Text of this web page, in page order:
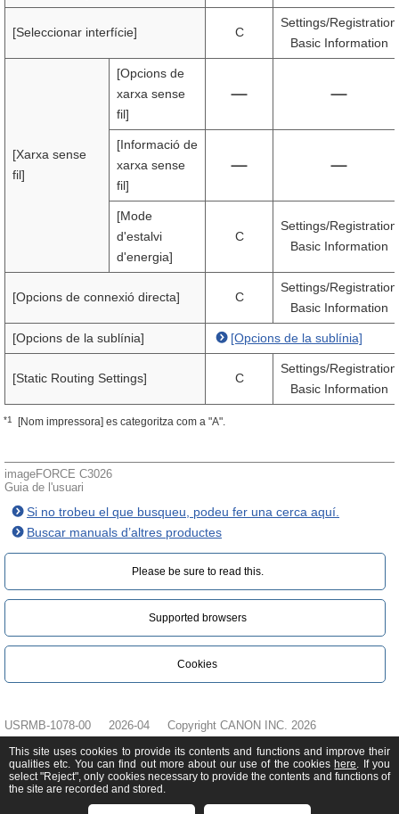
[Seleccionar interfície] C
Settings/Registration
Basic Information
[Xarxa sense
fil]
[Opcions de
xarxa sense
fil]
[Informació de
xarxa sense
fil]
[Mode
d'estalvi
d'energia]
C
Settings/Registration
Basic Information
[Opcions de connexió directa] C
Settings/Registration
Basic Information
[Opcions de la sublínia] [Opcions de la sublínia]
[Static Routing Settings] C
Settings/Registration
Basic Information
*1 [Nom impressora] es categoritza com a "A".
imageFORCE C3026
Guia de l'usuari
Si no trobeu el que busqueu, podeu fer una cerca aquí.
Buscar manuals d’altres productes
Please be sure to read this.‎
Supported browsers
Cookies
USRMB-1078-00 2026-04 Copyright CANON INC. 2026
This site uses cookies to provide its contents and functions and improve their
qualities etc. You can find out more about our use of the cookies here. If you
select "Reject", only cookies necessary to provide the contents and functions of
the site are recorded and stored.